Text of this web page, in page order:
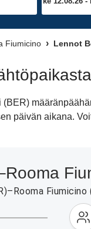
Fiumicino Lennot
päivän aikana.